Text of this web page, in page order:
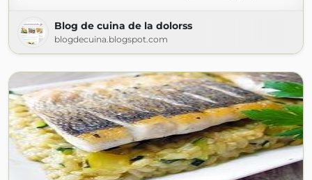
Blog de cuina de la dolorss
blogdecuina.blogspot.com